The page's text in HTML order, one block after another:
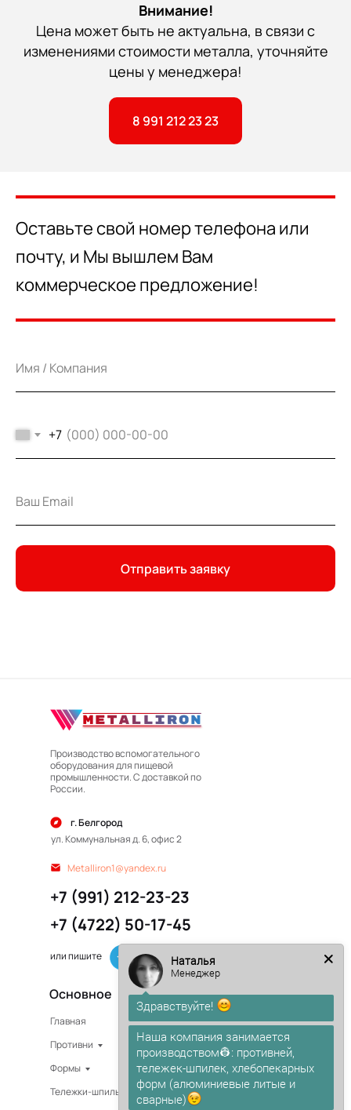
Внимание!
Цена может быть не актуальна, в связи с
изменениями стоимости металла, уточняйте
цены у менеджера!
8 991 212 23 23
Оставьте свой номер телефона или
почту, и Мы вышлем Вам
коммерческое предложение!
+7
Отправить заявку
Производство вспомогательного
оборудования для пищевой
промышленности. С доставкой по
России.
г. Белгород
ул. Коммунальная д. 6, офис 2
+7 (991) 212-23-23
Metalliron1@yandex.ru
Основное
Главная
О компании
Противни
Доставка
Тележки-шпильки
Изготовление на заказ
или пишите
+7 (4722) 50-17-45
Формы
В наличии
Наталья
Менеджер
Здравствуйте!
Наша компания занимается
производством👷: противней,
тележек-шпилек, хлебопекарных
форм (алюминиевые литые и
сварные)